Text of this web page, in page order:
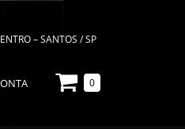
– SANTOS / SP
0